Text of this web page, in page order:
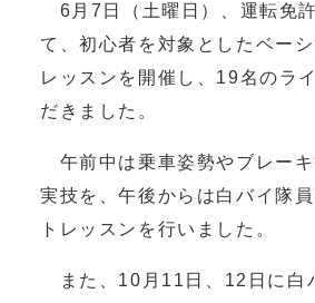
6月7日（土曜日）、運転免
て、初心者を対象としたベー
レッスンを開催し、19名のラ
だきました。
午前中は乗車姿勢やブレー
実技を、午後からは白バイ隊
トレッスンを行いました。
また、10月11日、12日に白